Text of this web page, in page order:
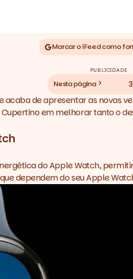
Marcar o iFeed como
PUBLICIDADE
Nesta página
de apresentar as novas
em melhorar tanto o
do Apple Watch,
dependem do seu Apple